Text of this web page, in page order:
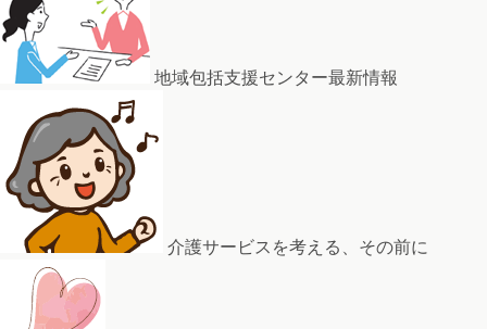
地域包括支援センター最新情報
介護サービスを考える、その前に